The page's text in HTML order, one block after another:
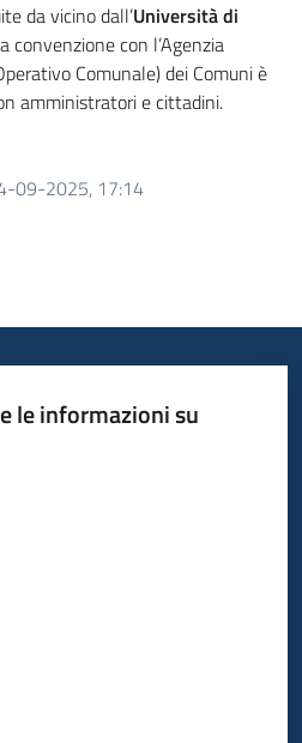
da vicino dall’Università di
convenzione con l’Agenzia
Comunale) dei Comuni è
amministratori e cittadini.
09-2025, 17:14
le informazioni su